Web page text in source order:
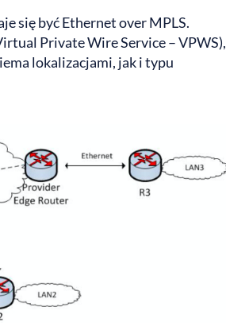
się być Ethernet over MPLS.
Private Wire Service – VPWS),
lokalizacjami, jak i typu